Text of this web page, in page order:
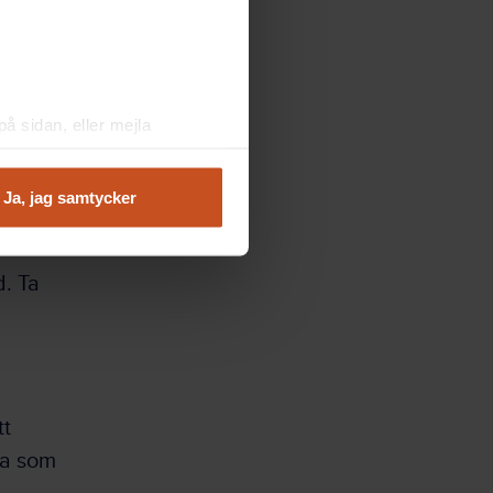
sidan, eller mejla
Ja, jag samtycker
Ta
som